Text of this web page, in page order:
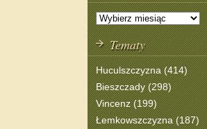
Tematy
Huculszczyzna (414)
Bieszczady (298)
Vincenz (199)
Łemkowszczyzna (187)